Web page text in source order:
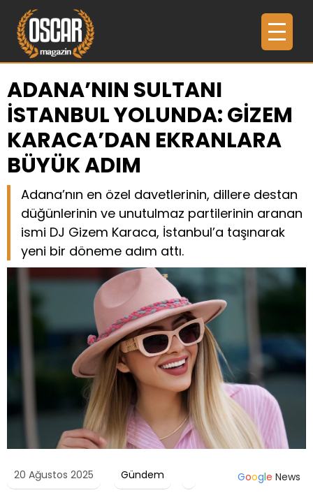
ADANA’NIN SULTANI
İSTANBUL YOLUNDA: GİZEM
KARACA’DAN EKRANLARA
BÜYÜK ADIM
Adana’nın en özel davetlerinin, dillere destan
düğünlerinin ve unutulmaz partilerinin aranan
ismi DJ Gizem Karaca, İstanbul’a taşınarak
yeni bir döneme adım attı.
20 Ağustos 2025 Gündem Google News